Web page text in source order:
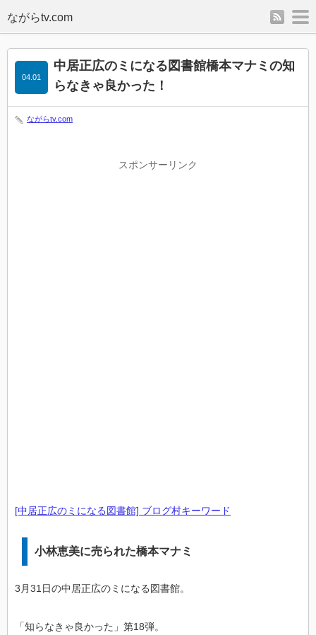
rss
中居正広のミになる図書館橋本マナミの知
らなきゃ良かった！
04.01
ながらtv.com
スポンサーリンク
[中居正広のミになる図書館] ブログ村キーワード
小林恵美に売られた橋本マナミ
3月31日の中居正広のミになる図書館。
「知らなきゃ良かった」第18弾。